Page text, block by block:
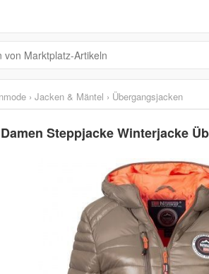
› Jacken & Mäntel › Übergangsjacken
Steppjacke Winterjacke